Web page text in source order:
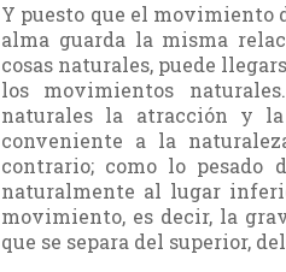
Y puesto que el movimiento
alma guarda la misma
cosas naturales, puede
los movimientos
naturales la atracción y
conveniente a la
contrario; como lo pesado
naturalmente al lugar
movimiento, es decir, la
que se separa del superior,